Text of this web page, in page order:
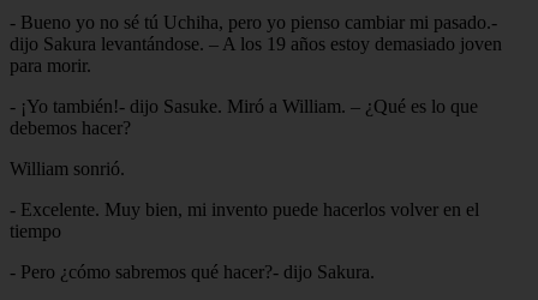
- Bueno yo no sé tú Uchiha, pero yo pienso cambiar mi pasado.-
dijo Sakura levantándose. – A los 19 años estoy demasiado joven
para morir.
- ¡Yo también!- dijo Sasuke. Miró a William. – ¿Qué es lo que
debemos hacer?
William sonrió.
- Excelente. Muy bien, mi invento puede hacerlos volver en el
tiempo
- Pero ¿cómo sabremos qué hacer?- dijo Sakura.